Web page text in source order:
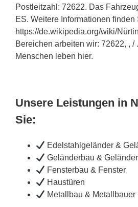
Postleitzahl: 72622. Das
ES. Weitere Informationen finden
https://de.wikipedia.org/wiki/
Bereichen arbeiten wir: 72622, , /
Menschen leben hier.
Unsere Leistungen in
Sie:
Edelstahlgeländer &
Geländerbau &
Fensterbau & Fenster
Haustüren
Metallbau & Metallbauer